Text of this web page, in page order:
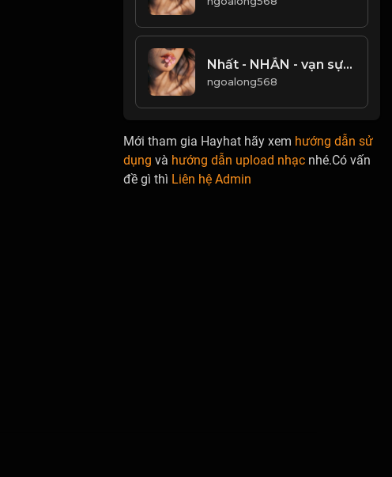
Nhất - NHẪN - vạn sự thành công Việc nhỏ không mang lại, bắt đầu sự việc lớn Đạo
ngoalong568
Mới tham gia Hayhat hãy xem hướng dẫn sử
dụng và hướng dẫn upload nhạc nhé.Có vấn
đề gì thì Liên hệ Admin